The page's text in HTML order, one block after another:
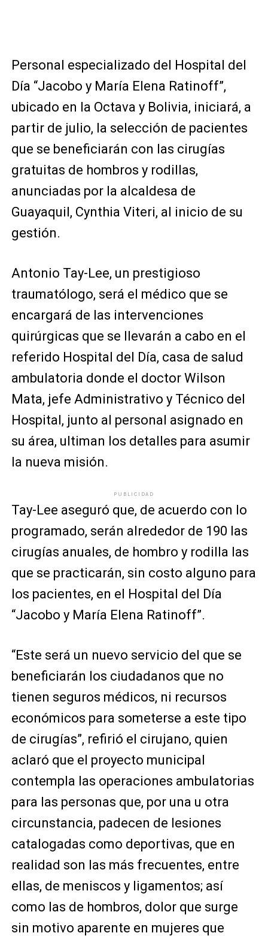
Personal especializado del Hospital del
Día “Jacobo y María Elena Ratinoff”,
ubicado en la Octava y Bolivia, iniciará, a
partir de julio, la selección de pacientes
que se beneficiarán con las cirugías
gratuitas de hombros y rodillas,
anunciadas por la alcaldesa de
Guayaquil, Cynthia Viteri, al inicio de su
gestión.
Antonio Tay-Lee, un prestigioso
traumatólogo, será el médico que se
encargará de las intervenciones
quirúrgicas que se llevarán a cabo en el
referido Hospital del Día, casa de salud
ambulatoria donde el doctor Wilson
Mata, jefe Administrativo y Técnico del
Hospital, junto al personal asignado en
su área, ultiman los detalles para asumir
la nueva misión.
PUBLICIDAD
Tay-Lee aseguró que, de acuerdo con lo
programado, serán alrededor de 190 las
cirugías anuales, de hombro y rodilla las
que se practicarán, sin costo alguno para
los pacientes, en el Hospital del Día
“Jacobo y María Elena Ratinoff”.
“Este será un nuevo servicio del que se
beneficiarán los ciudadanos que no
tienen seguros médicos, ni recursos
económicos para someterse a este tipo
de cirugías”, refirió el cirujano, quien
aclaró que el proyecto municipal
contempla las operaciones ambulatorias
para las personas que, por una u otra
circunstancia, padecen de lesiones
catalogadas como deportivas, que en
realidad son las más frecuentes, entre
ellas, de meniscos y ligamentos; así
como las de hombros, dolor que surge
sin motivo aparente en mujeres que